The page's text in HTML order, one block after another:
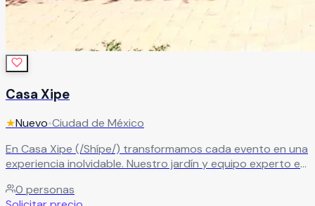
Casa Xipe
★Nuevo•Ciudad de México
En Casa Xipe (/Shípe/) transformamos cada evento en una
experiencia inolvidable. Nuestro jardín y equipo experto en
magia, cuidando cada detalle para sorprender a tus
0 personas